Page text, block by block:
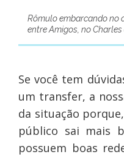
Rômulo embarcando no
entre Amigos, no
Se você tem
um transfer, a
da situação
público sai mais
possuem boas